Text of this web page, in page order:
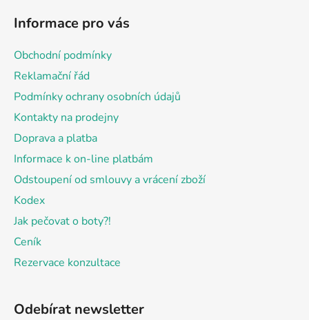
Informace pro vás
Obchodní podmínky
Reklamační řád
Podmínky ochrany osobních údajů
Kontakty na prodejny
Doprava a platba
Informace k on-line platbám
Odstoupení od smlouvy a vrácení zboží
Kodex
Jak pečovat o boty?!
Ceník
Rezervace konzultace
Odebírat newsletter